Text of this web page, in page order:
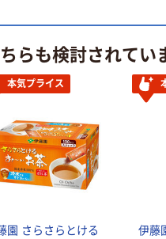
らも検討されてい
本気プライス
園 さらさらとける
伊藤